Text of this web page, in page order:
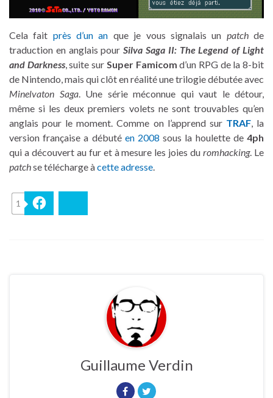
Cela fait près d’un an que je vous signalais un patchde
traduction en anglais pourSilva Saga II: The Legend of Light
and Darkness, suite sur Super Famicom d’un RPG de la 8-bit
de Nintendo, mais qui clôt en réalité une trilogie débutée avec
Minelvaton Saga. Une série méconnue qui vaut le détour,
même si les deux premiers volets ne sont trouvables qu’en
anglais pour le moment. Comme on l’apprend sur TRAF, la
version française a débuté en 2008 sous la houlette de4ph
qui a découvert au fur et à mesure les joies duromhacking. Le
patchse télécharge àcette adresse.
1
Guillaume Verdin